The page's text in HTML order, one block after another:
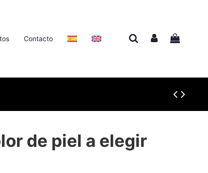
Contacto
de piel a elegir